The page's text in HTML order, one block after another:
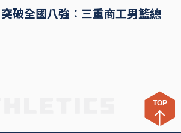
破全國八強：三重商工男籃總